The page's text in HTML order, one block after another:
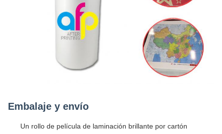
Embalaje y envío
Un rollo de película de laminación brillante por cartón